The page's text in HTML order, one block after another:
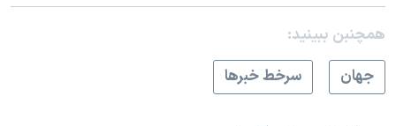
همچنبن ببینید:
جهان
سرخط خبرها